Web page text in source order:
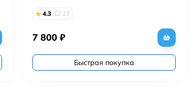
4.3 23
7 800₽
Быстрая покупка